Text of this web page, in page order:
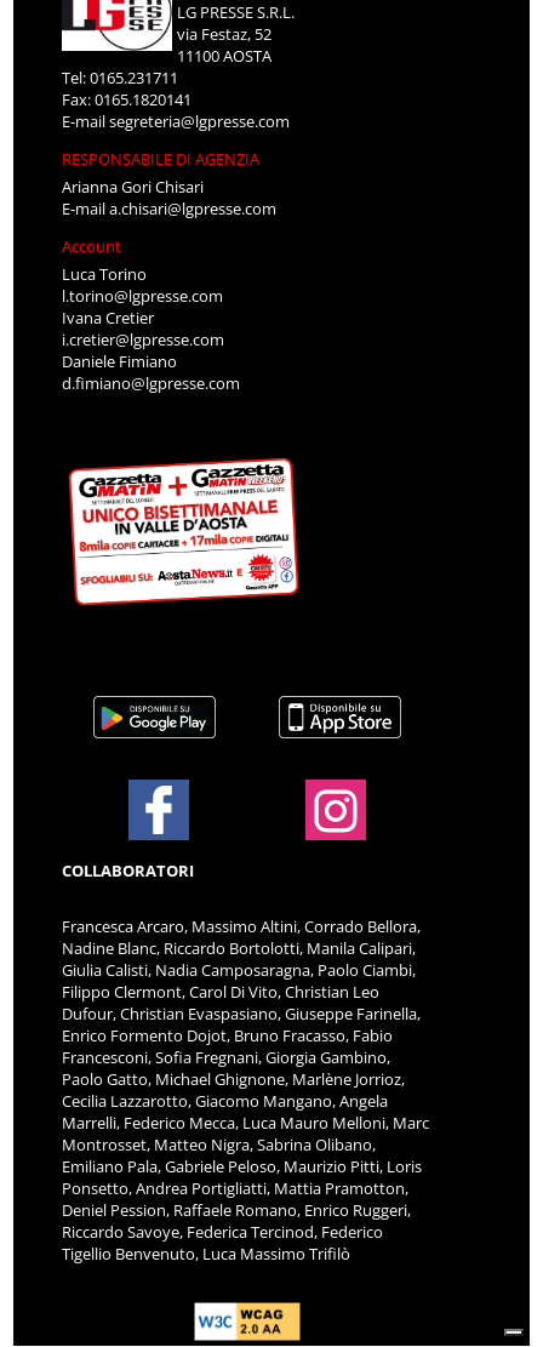
LG PRESSE S.R.L.
via Festaz, 52
11100 AOSTA
Tel: 0165.231711
Fax: 0165.1820141
E-mailsegreteria@lgpresse.com
RESPONSABILE DI AGENZIA
Arianna Gori Chisari
E-maila.chisari@lgpresse.com
Account
Luca Torino
l.torino@lgpresse.com
Ivana Cretier
i.cretier@lgpresse.com
Daniele Fimiano
d.fimiano@lgpresse.com
COLLABORATORI
Francesca Arcaro, Massimo Altini, Corrado Bellora,
Nadine Blanc, Riccardo Bortolotti, Manila Calipari,
Giulia Calisti, Nadia Camposaragna, Paolo Ciambi,
Filippo Clermont, Carol Di Vito, Christian Leo
Dufour, Christian Evaspasiano, Giuseppe Farinella,
Enrico Formento Dojot, Bruno Fracasso, Fabio
Francesconi, Sofia Fregnani, Giorgia Gambino,
Paolo Gatto, Michael Ghignone, Marlène Jorrioz,
Cecilia Lazzarotto, Giacomo Mangano, Angela
Marrelli, Federico Mecca, Luca Mauro Melloni, Marc
Montrosset, Matteo Nigra, Sabrina Olibano,
Emiliano Pala, Gabriele Peloso, Maurizio Pitti, Loris
Ponsetto, Andrea Portigliatti, Mattia Pramotton,
Deniel Pession, Raffaele Romano, Enrico Ruggeri,
Riccardo Savoye, Federica Tercinod, Federico
Tigellio Benvenuto, Luca Massimo Trifilò